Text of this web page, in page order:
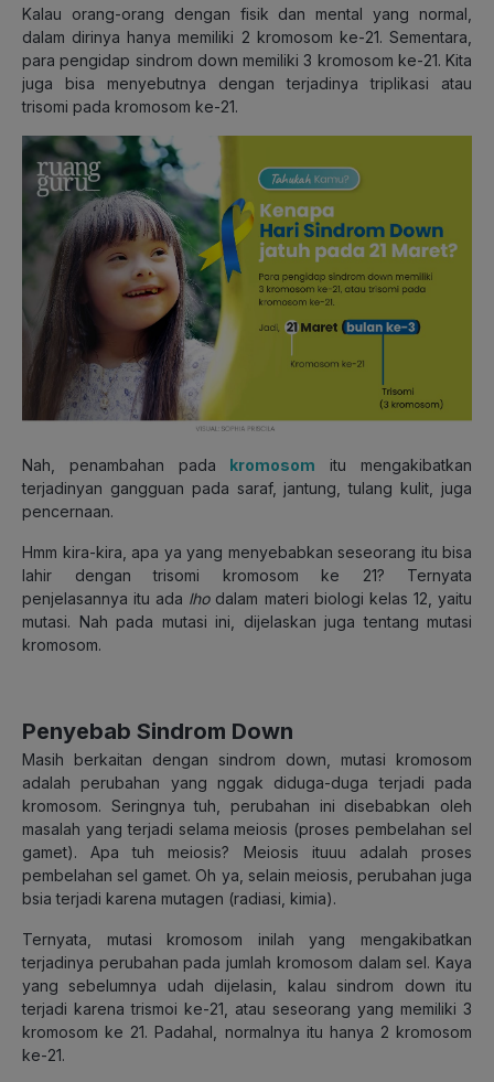
Kalau orang-orang dengan fisik dan mental yang normal,
dalam dirinya hanya memiliki 2 kromosom ke-21. Sementara,
para pengidap sindrom down memiliki 3 kromosom ke-21. Kita
juga bisa menyebutnya dengan terjadinya triplikasi atau
trisomi pada kromosom ke-21.
Nah, penambahan pada kromosom itu mengakibatkan
terjadinyan gangguan pada saraf, jantung, tulang kulit, juga
pencernaan.
Hmm kira-kira, apa ya yang menyebabkan seseorang itu bisa
lahir dengan trisomi kromosom ke 21? Ternyata
penjelasannya itu ada lhodalam materi biologi kelas 12, yaitu
mutasi. Nah pada mutasi ini, dijelaskan juga tentang mutasi
kromosom.
Penyebab Sindrom Down
Masih berkaitan dengan sindrom down, mutasi kromosom
adalah perubahan yang nggak diduga-duga terjadi pada
kromosom. Seringnya tuh, perubahan ini disebabkan oleh
masalah yang terjadi selama meiosis (proses pembelahan sel
gamet). Apa tuh meiosis? Meiosis ituuu adalah proses
pembelahan sel gamet. Oh ya, selain meiosis, perubahan juga
bsia terjadi karena mutagen (radiasi, kimia).
Ternyata, mutasi kromosom inilah yang mengakibatkan
terjadinya perubahan pada jumlah kromosom dalam sel. Kaya
yang sebelumnya udah dijelasin, kalau sindrom down itu
terjadi karena trismoi ke-21, atau seseorang yang memiliki 3
kromosom ke 21. Padahal, normalnya itu hanya 2 kromosom
ke-21.